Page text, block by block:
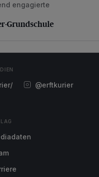
Grundschule
engagierte
Grundschule
@erftkurier